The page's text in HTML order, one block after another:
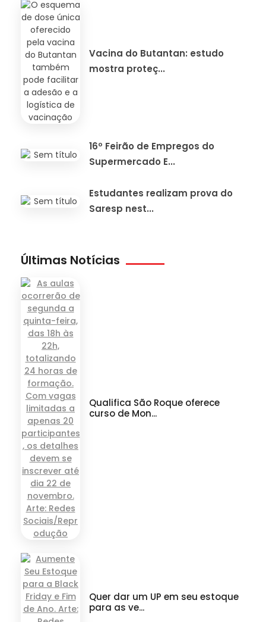
Vacina do Butantan: estudo
mostra proteç...
16º Feirão de Empregos do
Supermercado E...
Estudantes realizam prova do
Saresp nest...
Últimas Notícias
Qualifica São Roque oferece
curso de Mon...
Quer dar um UP em seu estoque
para as ve...